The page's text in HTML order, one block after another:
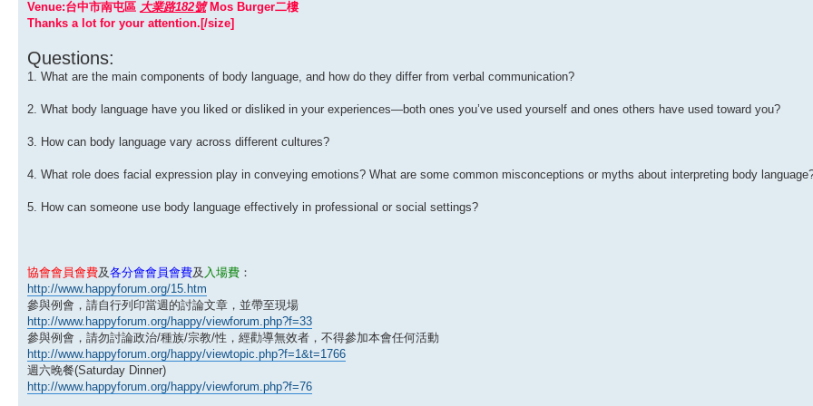
Venue:台中市南屯區 大業路182號Mos Burger二樓
Thanks a lot for your attention.[/size]
Questions:
1. What are the main components of body language, and how do they differ from verbal communication?
2. What body language have you liked or disliked in your experiences—both ones you’ve used yourself and ones others have used toward you?
3. How can body language vary across different cultures?
4. What role does facial expression play in conveying emotions? What are some common misconceptions or myths about interpreting body
5. How can someone use body language effectively in professional or social settings?
協會會員會費及各分會會員會費及 入場費 ：
http://www.happyforum.org/15.htm
參與例會，請自行列印當週的討論文章，並帶至現場
http://www.happyforum.org/happy/viewforum.php?f=33
參與例會，請勿討論政治/種族/宗教/性，經勸導無效者，不得參加本會任何活動
http://www.happyforum.org/happy/viewtopic.php?f=1&t=1766
週六晚餐(Saturday Dinner)
http://www.happyforum.org/happy/viewforum.php?f=76